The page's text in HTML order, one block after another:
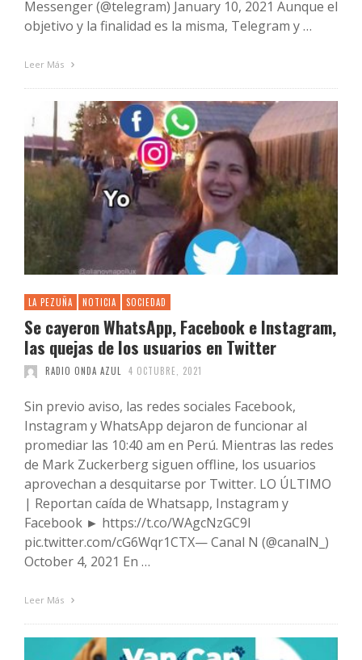
Messenger (@telegram) January 10, 2021 Aunque el
objetivo y la finalidad es la misma, Telegram y …
Leer Más
LA PEZUÑA NOTICIA SOCIEDAD
Se cayeron WhatsApp, Facebook e Instagram,
las quejas de los usuarios en Twitter
RADIO ONDA AZUL 4 OCTUBRE, 2021
Sin previo aviso, las redes sociales Facebook,
Instagram y WhatsApp dejaron de funcionar al
promediar las 10:40 am en Perú. Mientras las redes
de Mark Zuckerberg siguen offline, los usuarios
aprovechan a desquitarse por Twitter. LO ÚLTIMO
| Reportan caída de Whatsapp, Instagram y
Facebook ► https://t.co/WAgcNzGC9I
pic.twitter.com/cG6Wqr1CTX— Canal N (@canalN_)
October 4, 2021 En …
Leer Más